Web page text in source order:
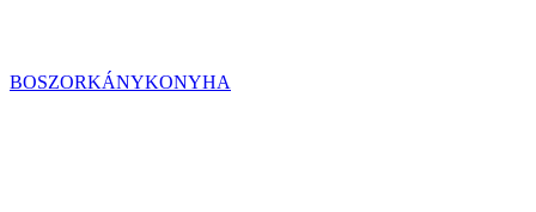
BOSZORKÁNYKONYHA